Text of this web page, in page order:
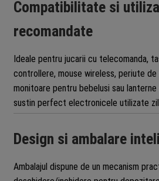
Compatibilitate si
recomandate
Ideale pentru jucarii cu telecomanda,
controllere, mouse wireless, periute
monitoare pentru bebelusi sau
sustin perfect electronicele utilizate
Design si ambalare
Ambalajul dispune de un mecanism